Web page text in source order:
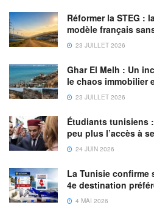
Réformer la STEG :
modèle français
23 JUILLET 2026
Ghar El Melh : Un
le chaos immobilier
23 JUILLET 2026
Étudiants tunisiens
peu plus l’accès à
24 JUIN 2026
La Tunisie confirme
4e destination
4 MAI 2026